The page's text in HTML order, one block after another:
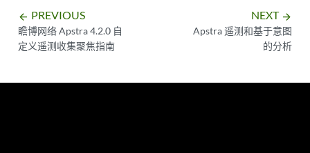
arrow_backward PREVIOUS
瞻博网络 Apstra 4.2.0 自
定义遥测收集聚焦指南
NEXT arrow_forward
Apstra 遥测和基于意图
的分析